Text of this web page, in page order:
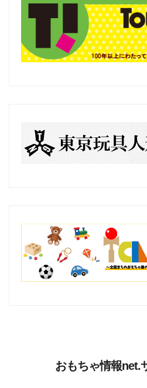
おもちゃ情報net.